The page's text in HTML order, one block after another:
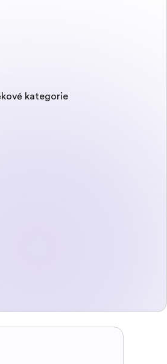
kategorie